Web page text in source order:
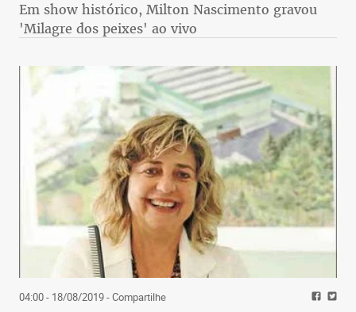
Em show histórico, Milton Nascimento gravou
'Milagre dos peixes' ao vivo
04:00 - 18/08/2019- Compartilhe